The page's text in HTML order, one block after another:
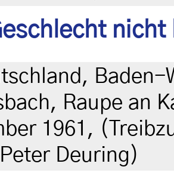
nicht
Baden-
Raupe an
1961,
Deuring)